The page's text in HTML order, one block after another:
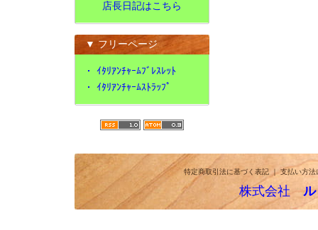
店長日記はこちら
▼ フリーページ
・ ｲﾀﾘｱﾝﾁｬｰﾑﾌﾞﾚｽﾚｯﾄ
・ ｲﾀﾘｱﾝﾁｬｰﾑｽﾄﾗｯﾌﾟ
特定商取引法に基づく表記｜支払い方法
株式会社